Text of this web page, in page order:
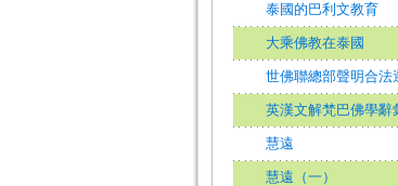
泰國的巴利文教育
大乘佛教在泰國
世佛聯總部聲明合法
英漢文解梵巴佛學辭
慧遠
慧遠（一）